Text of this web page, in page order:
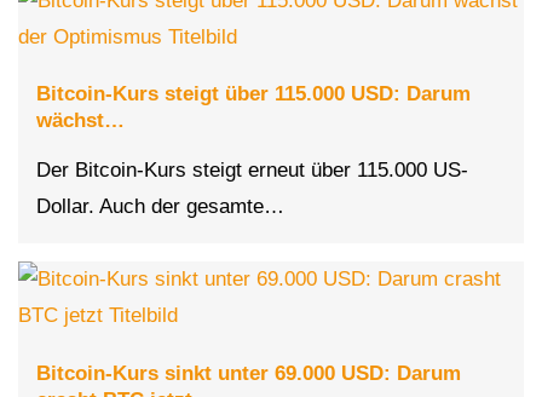
Bitcoin-Kurs steigt über 115.000 USD: Darum
wächst…
Der Bitcoin-Kurs steigt erneut über 115.000 US-
Dollar. Auch der gesamte…
Bitcoin-Kurs sinkt unter 69.000 USD: Darum